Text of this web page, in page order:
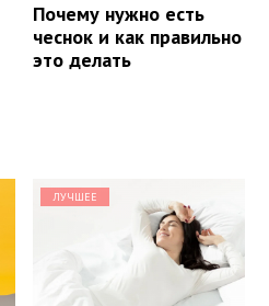
Почему нужно есть
чеснок и как правильно
это делать
ЛУЧШЕЕ